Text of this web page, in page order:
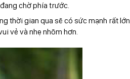
chờ phía trước.
thời gian qua sẽ có sức mạnh rất lớn
vẻ và nhẹ nhõm hơn.